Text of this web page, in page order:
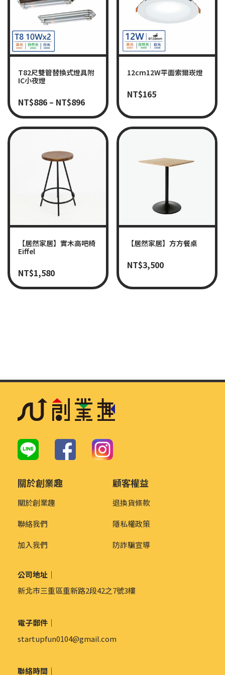
T82尺雙管替換式燈具附
IC小夜燈
NT$886 – NT$896
12cm12W平面索爾崁燈
NT$165
【居然家居】實木高吧椅
Eiffel
NT$1,580
【居然家居】方方餐桌
NT$3,500
關於創業趣
關於創業趣
聯絡我們
加入我們
顧客權益
退換貨條款
隱私權政策
防詐騙宣導
公司地址｜
新北市三重區重新路2段42之7號3樓
電子郵件｜
startupfun0104@gmail.com
聯絡時間｜